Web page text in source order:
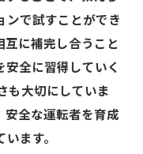
ンで試すことができ
互に補完し合うこと
全に習得していく
も大切にしていま
安全な運転者を育成
ます。